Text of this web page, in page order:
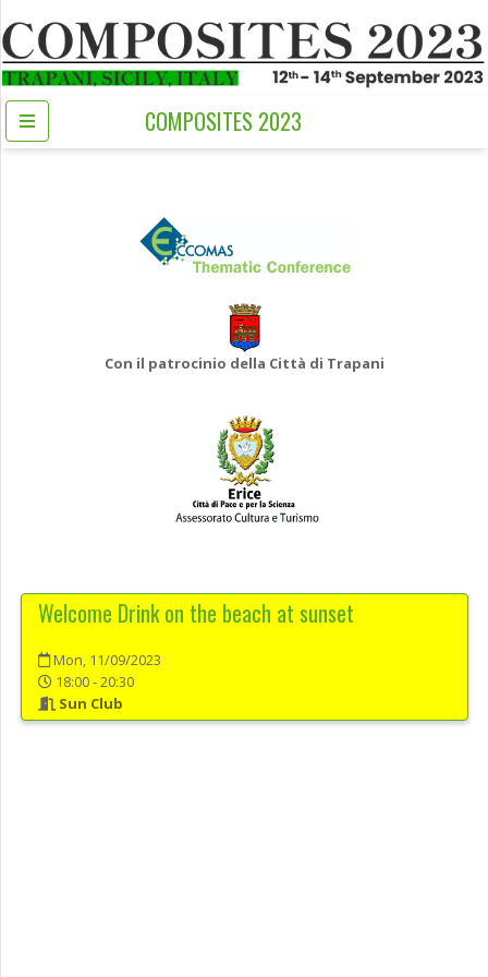
COMPOSITES 2023
Con il patrocinio della Città di Trapani
Welcome Drink on the beach at sunset
Mon, 11/09/2023
18:00 - 20:30
Sun Club